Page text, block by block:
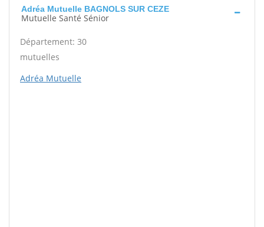
Adréa Mutuelle BAGNOLS SUR CEZE
Mutuelle Santé Sénior
Département: 30
mutuelles
Adréa Mutuelle